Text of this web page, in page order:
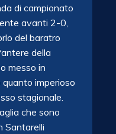
di campionato
avanti 2-0,
del baratro
della
messo in
imperioso
stagionale.
che sono
Santarelli